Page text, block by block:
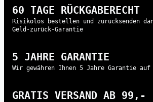
60 TAGE RÜCKGABERECHT
Risikolos bestellen und zurücksenden
Geld-zurück-Garantie
5 JAHRE GARANTIE
Wir gewähren Ihnen 5 Jahre Garantie
GRATIS VERSAND AB 99,-